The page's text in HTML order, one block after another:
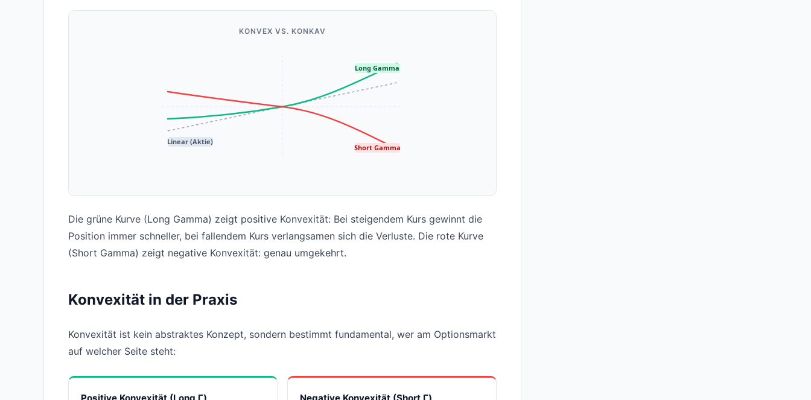
KONVEX VS. KONKAV
Linear (Aktie)
Long Gamma
Short Gamma
Die grüne Kurve (Long Gamma) zeigt positive Konvexität: Bei steigendem Kurs gewinnt die
Position immer schneller, bei fallendem Kurs verlangsamen sich die Verluste. Die rote Kurve
(Short Gamma) zeigt negative Konvexität: genau umgekehrt.
Konvexität in der Praxis
Konvexität ist kein abstraktes Konzept, sondern bestimmt fundamental, wer am Optionsmarkt
auf welcher Seite steht: